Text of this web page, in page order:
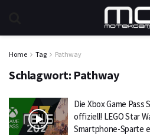
Home Tag Pathway
Schlagwort: Pathway
Die Xbox Game Pass
offiziell! LEGO Star
Smartphone-Sparte